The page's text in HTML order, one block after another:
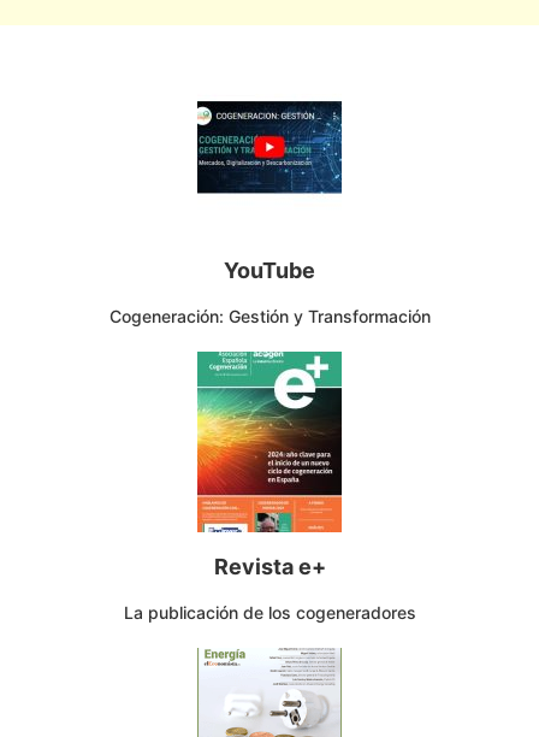
YouTube
Cogeneración: Gestión y Transformación
Revista e+
La publicación de los cogeneradores